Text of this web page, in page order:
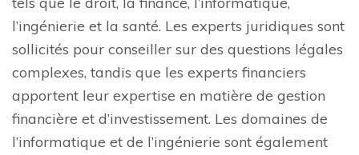
l’ingénierie et la santé. Les experts juridiques sont
sollicités pour conseiller sur des questions légales
complexes, tandis que les experts financiers
apportent leur expertise en matière de gestion
financière et d’investissement. Les domaines de
l’informatique et de l’ingénierie sont également